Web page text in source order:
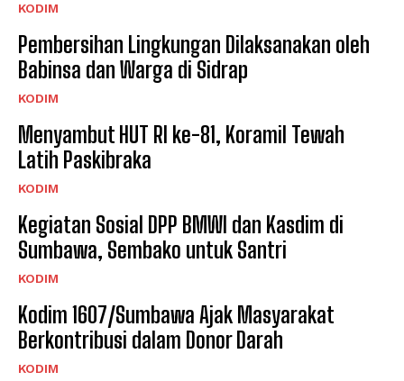
KODIM
Pembersihan Lingkungan Dilaksanakan oleh
Babinsa dan Warga di Sidrap
KODIM
Menyambut HUT RI ke-81, Koramil Tewah
Latih Paskibraka
KODIM
Kegiatan Sosial DPP BMWI dan Kasdim di
Sumbawa, Sembako untuk Santri
KODIM
Kodim 1607/Sumbawa Ajak Masyarakat
Berkontribusi dalam Donor Darah
KODIM